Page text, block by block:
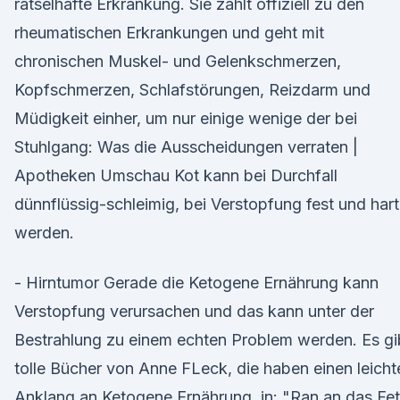
rätselhafte Erkrankung. Sie zählt offiziell zu den
rheumatischen Erkrankungen und geht mit
chronischen Muskel- und Gelenkschmerzen,
Kopfschmerzen, Schlafstörungen, Reizdarm und
Müdigkeit einher, um nur einige wenige der bei
Stuhlgang: Was die Ausscheidungen verraten |
Apotheken Umschau Kot kann bei Durchfall
dünnflüssig-schleimig, bei Verstopfung fest und hart
werden.
- Hirntumor Gerade die Ketogene Ernährung kann
Verstopfung verursachen und das kann unter der
Bestrahlung zu einem echten Problem werden. Es
tolle Bücher von Anne FLeck, die haben einen